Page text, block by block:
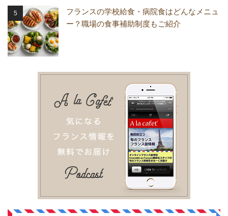
フランスの学校給食・病院食はどんなメニュ
ー？職場の食事補助制度もご紹介